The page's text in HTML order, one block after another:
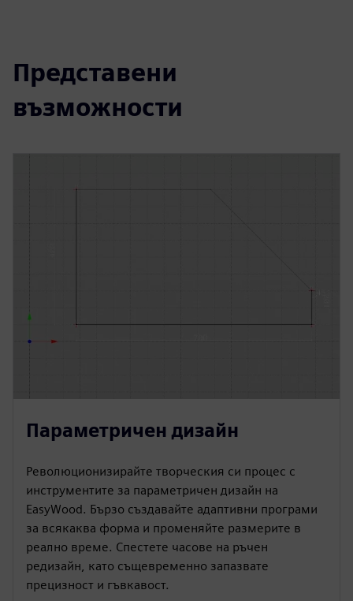
Представени
възможности
Параметричен дизайн
Революционизирайте творческия си процес с
инструментите за параметричен дизайн на
EasyWood. Бързо създавайте адаптивни програми
за всякаква форма и променяйте размерите в
реално време. Спестете часове на ръчен
редизайн, като същевременно запазвате
прецизност и гъвкавост.